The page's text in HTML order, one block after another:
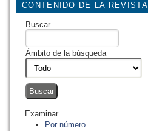
CONTENIDO DE LA REVISTA
Buscar
Ámbito de la búsqueda
Examinar
Por número